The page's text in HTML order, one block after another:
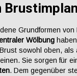
Grundformen von
Wölbung
sowohl oben, als
Sie sorgen für
. Dem gegenüber